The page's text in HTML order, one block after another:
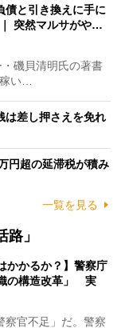
債と引き換えに手に
突然マルサがや…
磯貝清明氏の著書
い…
は差し押さえを免れ
円超の延滞税が積み
一覧を見る
」
かかるか？】警察庁
の構造改革」 実
官不足」だ。警察